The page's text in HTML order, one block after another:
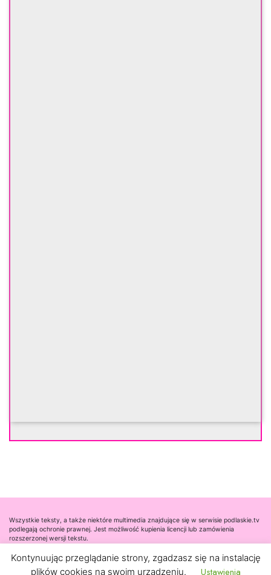
Wszystkie teksty, a także niektóre multimedia znajdujące się w serwisie podlaskie.tv
podlegają ochronie prawnej. Jest możliwość kupienia licencji lub zamówienia
rozszerzonej wersji tekstu.
Współpraca
Kontynuując przeglądanie strony, zgadzasz się na instalację
plików cookies na swoim urządzeniu.
Ustawienia